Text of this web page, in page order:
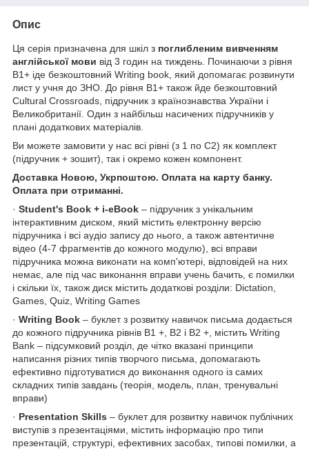
Опис
Ця серія призначена для шкіл з поглибленим вивченням
англійської мови від 3 годин на тиждень. Починаючи з рівня
В1+ іде безкоштовний Writing book, який допомагає розвинути
лист у учня до ЗНО. До рівня В1+ також йде безкоштовний
Cultural Crossroads, підручник з країнознавства України і
Великобританії. Один з найбільш насичених підручників у
плані додаткових матеріалів.
Ви можете замовити у нас всі рівні (з 1 по С2) як комплект
(підручник + зошит), так і окремо кожен компонент.
Доставка Новою, Укрпоштою. Оплата на карту банку.
Оплата при отриманні.
· Student's Book + i-eBook – підручник з унікальним
інтерактивним диском, який містить електронну версію
підручника і всі аудіо запису до нього, а також автентичне
відео (4-7 фрагментів до кожного модулю), всі вправи
підручника можна виконати на комп'ютері, відповідей на них
немає, але під час виконання вправи учень бачить, є помилки
і скільки їх, також диск містить додаткові розділи: Dictation,
Games, Quiz, Writing Games
· Writing Book – буклет з розвитку навичок письма додається
до кожного підручника рівнів В1 +, В2 і В2 +, містить Writing
Bank – підсумковий розділ, де чітко вказані принципи
написання різних типів творчого письма, допомагають
ефективно підготуватися до виконання одного із самих
складних типів завдань (теорія, модель, план, тренувальні
вправи)
· Presentation Skills – буклет для розвитку навичок публічних
виступів з презентаціями, містить інформацію про типи
презентацій, структурі, ефективних засобах, типові помилки, а